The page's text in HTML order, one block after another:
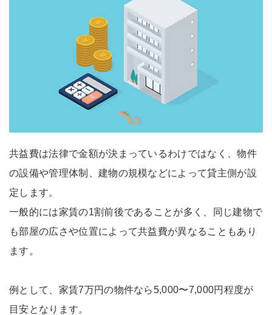
共益費は法律で金額が決まっているわけではなく、物件
の設備や管理体制、建物の規模などによって貸主側が設
定します。
一般的には家賃の1割前後であることが多く、同じ建物で
も部屋の広さや位置によって共益費が異なることもあり
ます。
例として、家賃7万円の物件なら5,000〜7,000円程度が
目安となります。